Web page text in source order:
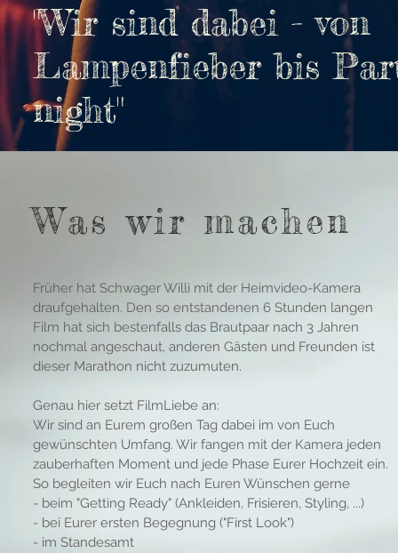
"Wir sind dabei - von
Lampenfieber bis
night"
Was wir machen
Früher hat Schwager Willi mit der Heimvideo-Kamera
draufgehalten. Den so entstandenen 6 Stunden langen
Film hat sich bestenfalls das Brautpaar nach 3 Jahren
nochmal angeschaut, anderen Gästen und Freunden ist
dieser Marathon nicht zuzumuten.
Genau hier setzt FilmLiebe an:
Wir sind an Eurem großen Tag dabei im von Euch
gewünschten Umfang. Wir fangen mit der Kamera jeden
zauberhaften Moment und jede Phase Eurer Hochzeit ein.
So begleiten wir Euch nach Euren Wünschen gerne
- beim "Getting Ready" (Ankleiden, Frisieren, Styling, ...)
- bei Eurer ersten Begegnung ("First Look")
- im Standesamt